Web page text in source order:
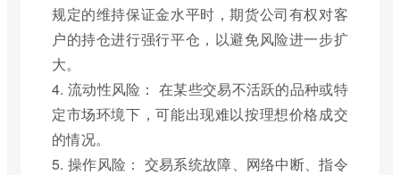
规定的维持保证金水平时，期货公司有权对客
户的持仓进行强行平仓，以避免风险进一步扩
大。
4. 流动性风险： 在某些交易不活跃的品种或特
定市场环境下，可能出现难以按理想价格成交
的情况。
5. 操作风险： 交易系统故障、网络中断、指令